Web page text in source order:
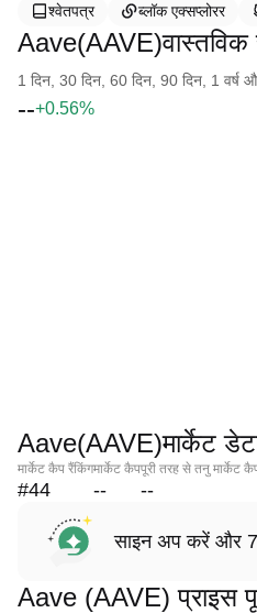
श्वेतपत्र
ब्लॉक एक्सप्लोरर
Aave(AAVE)वास्तविक
1 दिन, 30 दिन, 60 दिन, 90 दिन, 1 वर्ष
--+0.56%
Aave(AAVE)मार्केट
मार्केट कैप रैंकिंग
#44
मार्केट कैप
--
पूरी तरह से तनु मार्केट
--
साइन अप करें और
Aave (AAVE) प्राइस